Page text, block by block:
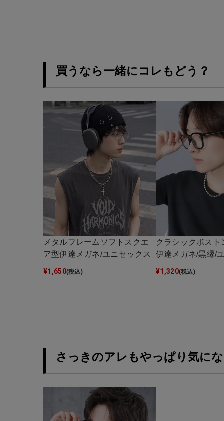
買うなら一緒にコレもどう？
メタルフレームソフトスクエ
ア型伊達メガネ/ユニセックス
¥1,650(税込)
クラシックボスト
伊達メガネ/黒縁/
¥1,320(税込)
さっきのアレもやっぱり気に